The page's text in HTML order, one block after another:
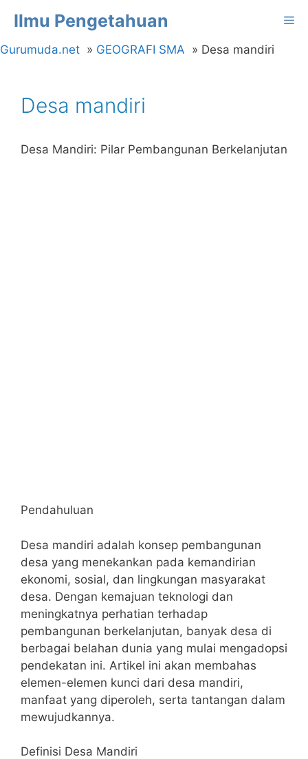
isi
Ilmu Pengetahuan
Gurumuda.net GEOGRAFI SMA Desa mandiri
Desa mandiri
Desa Mandiri: Pilar Pembangunan Berkelanjutan
Pendahuluan
Desa mandiri adalah konsep pembangunan
desa yang menekankan pada kemandirian
ekonomi, sosial, dan lingkungan masyarakat
desa. Dengan kemajuan teknologi dan
meningkatnya perhatian terhadap
pembangunan berkelanjutan, banyak desa di
berbagai belahan dunia yang mulai mengadopsi
pendekatan ini. Artikel ini akan membahas
elemen-elemen kunci dari desa mandiri,
manfaat yang diperoleh, serta tantangan dalam
mewujudkannya.
Definisi Desa Mandiri